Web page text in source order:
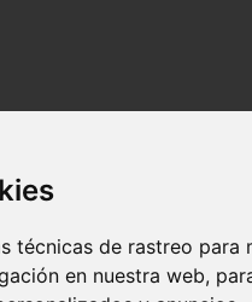
técnicas de rastreo para
en nuestra web,